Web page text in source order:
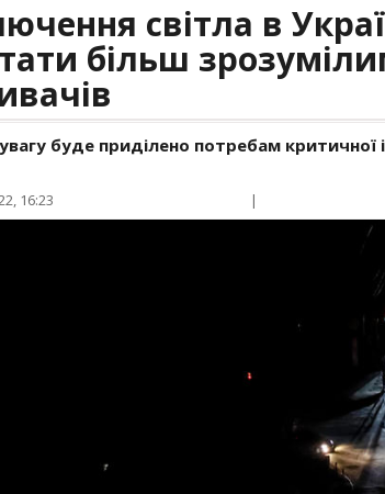
світла в
більш
буде приділено потребам критичної
16:23 |